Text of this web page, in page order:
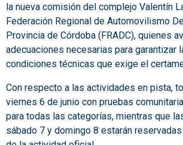
la nueva comisión del complejo Valentín
Federación Regional de Automovilismo
Provincia de Córdoba (FRADC), quienes
adecuaciones necesarias para garantizar
condiciones técnicas que exige el
Con respecto a las actividades en pista,
viernes 6 de junio con pruebas
para todas las categorías, mientras que
sábado 7 y domingo 8 estarán